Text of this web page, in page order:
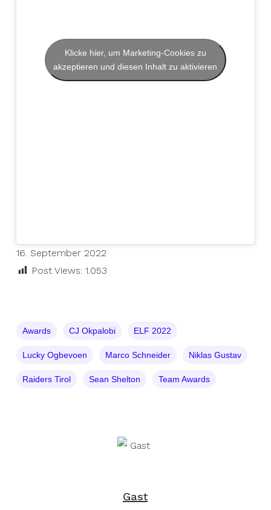
Klicke hier, um Marketing-Cookies zu
akzeptieren und diesen Inhalt zu aktivieren
16. September 2022
Post Views: 1.053
Awards CJ Okpalobi ELF 2022
Lucky Ogbevoen Marco Schneider Niklas Gustav
Raiders Tirol Sean Shelton Team Awards
Gast